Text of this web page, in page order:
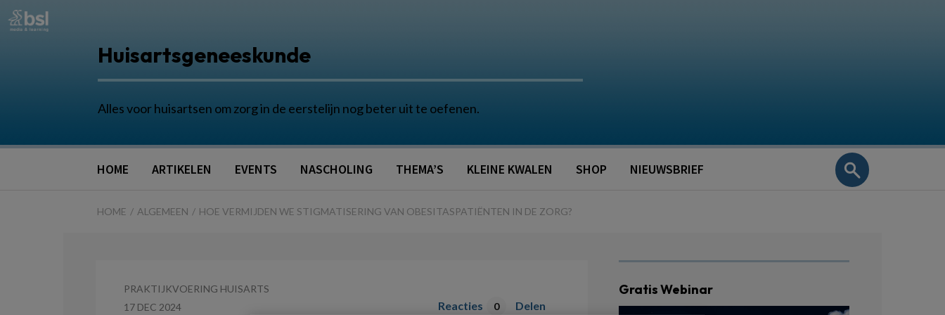
Huisartsgeneeskunde
Alles voor huisartsen om zorg in de eerstelijn nog beter uit te oefenen.
HOME ARTIKELEN EVENTS NASCHOLING THEMA’S KLEINE KWALEN SHOP NIEUWSBRIEF
HOME ALGEMEEN HOE VERMIJDEN WE STIGMATISERING VAN OBESITASPATIËNTEN IN DE ZORG?
PRAKTIJKVOERING HUISARTS
17 DEC 2024
Reacties 0 Delen
Gratis Webinar